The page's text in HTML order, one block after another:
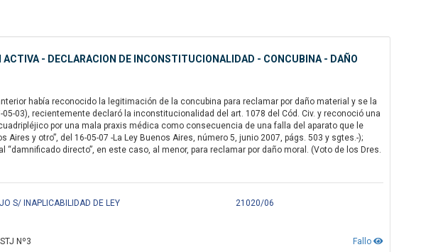
- DECLARACION DE INCONSTITUCIONALIDAD - CONCUBINA - DAÑO
había reconocido la legitimación de la concubina para reclamar por daño material y se la
05-03), recientemente declaró la inconstitucionalidad del art. 1078 del Cód. Civ. y reconoció una
por una mala praxis médica como consecuencia de una falla del aparato que le
y otro”, del 16-05-07 -La Ley Buenos Aires, número 5, junio 2007, págs. 503 y sgtes.-);
directo”, en este caso, al menor, para reclamar por daño moral. (Voto de los Dres.
S/ INAPLICABILIDAD DE LEY
21020/06
Fallo
Nº3